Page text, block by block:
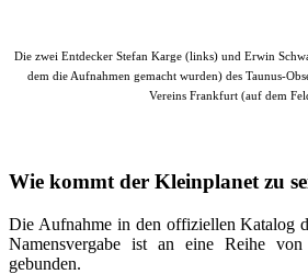
Die zwei Entdecker Stefan Karge (links) und Erwin
dem die Aufnahmen gemacht wurden) des Taunus-
Vereins Frankfurt (auf dem
Wie kommt der Kleinplanet zu
Die Aufnahme in den offiziellen Katalog
Namensvergabe ist an eine Reihe von
gebunden.